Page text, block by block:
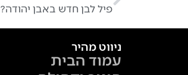
פיל לבן חדש באבן יהודה?
ניווט מהיר
עמוד הבית